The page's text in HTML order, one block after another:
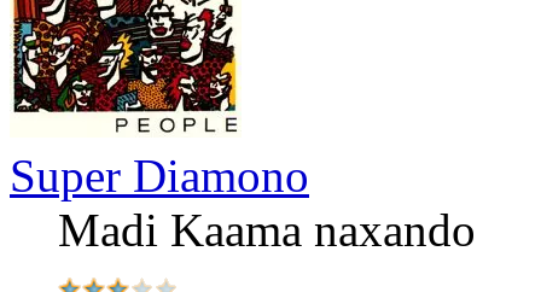
Super Diamono
Madi Kaama naxando